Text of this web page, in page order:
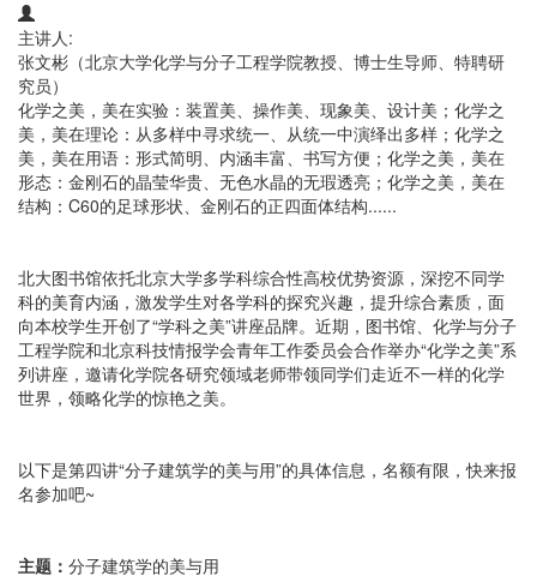
主讲人:
张文彬（北京大学化学与分子工程学院教授、博士生导师、特聘研
究员）
化学之美，美在实验：装置美、操作美、现象美、设计美；化学之
美，美在理论：从多样中寻求统一、从统一中演绎出多样；化学之
美，美在用语：形式简明、内涵丰富、书写方便；化学之美，美在
形态：金刚石的晶莹华贵、无色水晶的无瑕透亮；化学之美，美在
结构：C60的足球形状、金刚石的正四面体结构......
北大图书馆依托北京大学多学科综合性高校优势资源，深挖不同学
科的美育内涵，激发学生对各学科的探究兴趣，提升综合素质，面
向本校学生开创了“学科之美”讲座品牌。近期，图书馆、化学与分子
工程学院和北京科技情报学会青年工作委员会合作举办“化学之美”系
列讲座，邀请化学院各研究领域老师带领同学们走近不一样的化学
世界，领略化学的惊艳之美。
以下是第四讲“分子建筑学的美与用”的具体信息，名额有限，快来报
名参加吧~
主题： 分子建筑学的美与用